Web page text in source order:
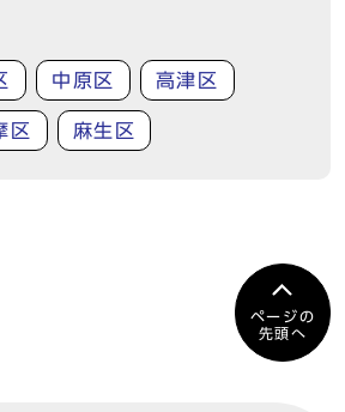
中原区 高津区
区 麻生区
ページの
先頭へ